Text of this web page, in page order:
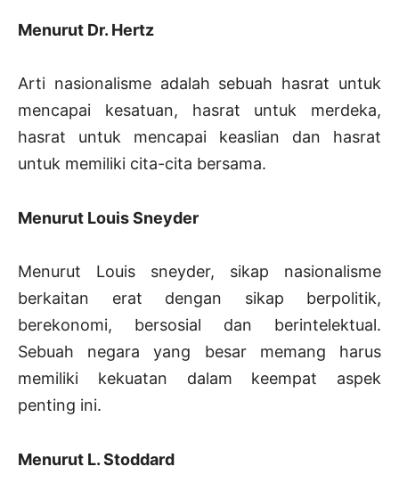
Menurut Dr. Hertz
Arti nasionalisme adalah sebuah hasrat untuk
mencapai kesatuan, hasrat untuk merdeka,
hasrat untuk mencapai keaslian dan hasrat
untuk memiliki cita-cita bersama.
Menurut Louis Sneyder
Menurut Louis sneyder, sikap nasionalisme
berkaitan erat dengan sikap berpolitik,
berekonomi, bersosial dan berintelektual.
Sebuah negara yang besar memang harus
memiliki kekuatan dalam keempat aspek
penting ini.
Menurut L. Stoddard